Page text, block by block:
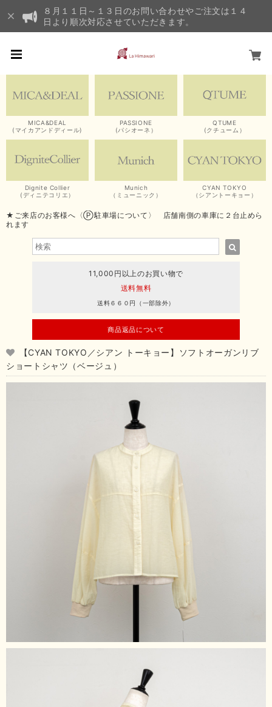
８月１１日～１３日のお問い合わせやご注文は１４
日より順次対応させていただきます。
MICA&DEAL
(マイカアンドディール)
PASSIONE
(パシオーネ）
QTUME
(クチューム）
Dignite Collier
(ディニテコリエ）
Munich
（ミューニック）
CYAN TOKYO
（シアントーキョー）
★ご来店のお客様へ〈Ⓟ駐車場について〉 店舗南側の車庫に２台止めら
れます
11,000円以上のお買い物で
送料無料
送料６６０円（一部除外）
商品返品について
【CYAN TOKYO／シアン トーキョー】ソフトオーガンリブ
ショートシャツ（ベージュ）